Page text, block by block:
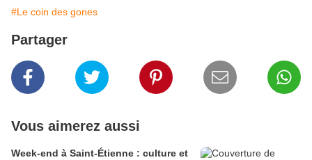
#Le coin des gones
Partager
Vous aimerez aussi
Week-end à Saint-Étienne : culture et